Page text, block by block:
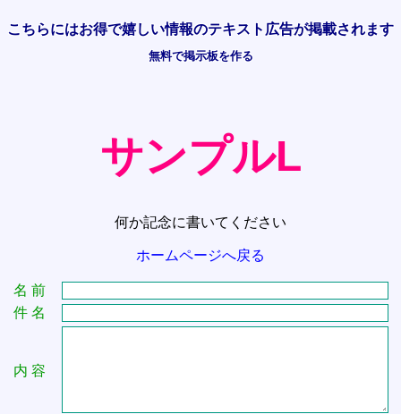
こちらにはお得で嬉しい情報のテキスト広告が掲載されます
無料で掲示板を作る
サンプルL
何か記念に書いてください
ホームページへ戻る
名 前
件 名
内 容